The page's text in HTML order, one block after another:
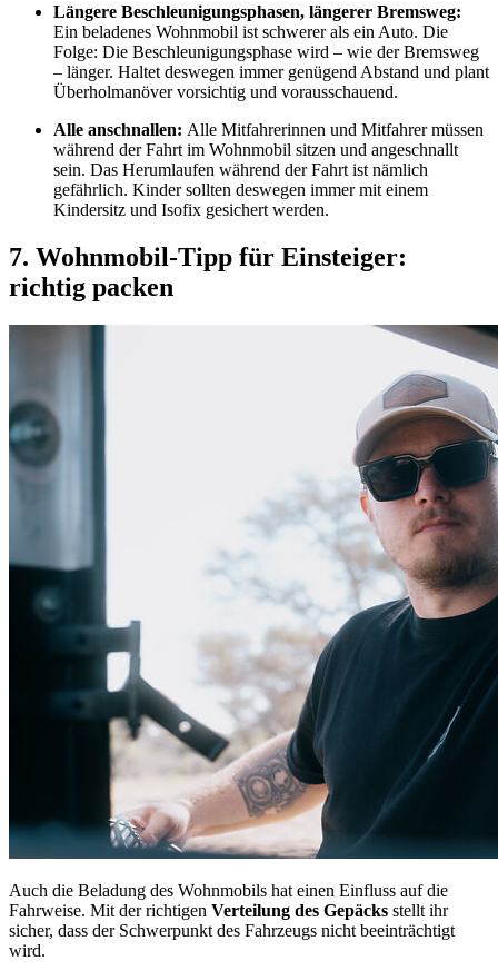
Längere Beschleunigungsphasen, längerer Bremsweg:
Ein beladenes Wohnmobil ist schwerer als ein Auto. Die
Folge: Die Beschleunigungsphase wird – wie der Bremsweg
– länger. Haltet deswegen immer genügend Abstand und plant
Überholmanöver vorsichtig und vorausschauend.
Alle anschnallen: Alle Mitfahrerinnen und Mitfahrer müssen
während der Fahrt im Wohnmobil sitzen und angeschnallt
sein. Das Herumlaufen während der Fahrt ist nämlich
gefährlich. Kinder sollten deswegen immer mit einem
Kindersitz und Isofix gesichert werden.
7. Wohnmobil-Tipp für Einsteiger:
richtig packen
Auch die Beladung des Wohnmobils hat einen Einfluss auf die
Fahrweise. Mit der richtigen Verteilung des Gepäcks stellt ihr
sicher, dass der Schwerpunkt des Fahrzeugs nicht beeinträchtigt
wird.